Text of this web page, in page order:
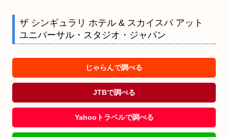
ザ シンギュラリ ホテル & スカイスパ アット
ユニバーサル・スタジオ・ジャパン
じゃらんで調べる
JTBで調べる
Yahooトラベルで調べる